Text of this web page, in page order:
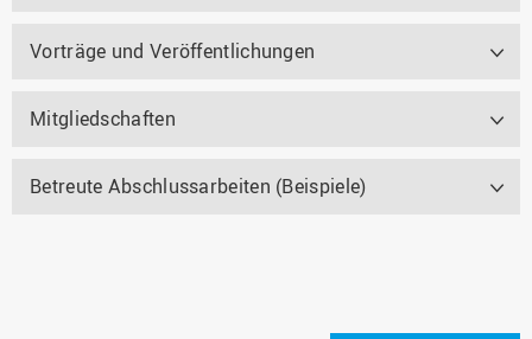
Vorträge und Veröffentlichungen
Mitgliedschaften
Betreute Abschlussarbeiten (Beispiele)